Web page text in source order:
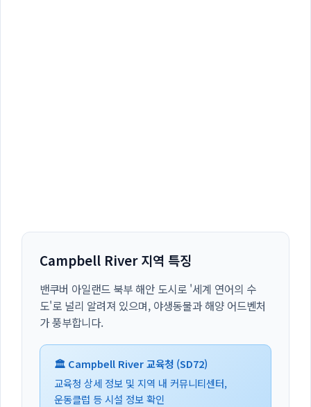
Campbell River 지역 특징
밴쿠버 아일랜드 북부 해안 도시로 '세계 연어의 수
도'로 널리 알려져 있으며, 야생동물과 해양 어드벤처
가 풍부합니다.
🏛️ Campbell River 교육청 (SD72)
교육청 상세 정보 및 지역 내 커뮤니티센터,
운동클럽 등 시설 정보 확인